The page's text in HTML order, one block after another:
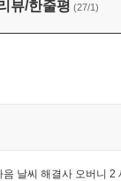
뷰/한줄평 (27/1)
날씨 해결사 오버니 2